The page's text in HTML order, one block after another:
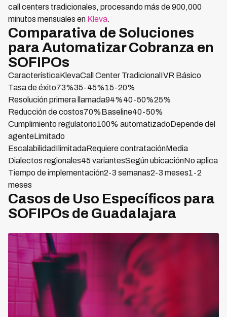
call centers tradicionales, procesando más de 900,000
minutos mensuales en Kleva.
Comparativa de Soluciones
para Automatizar Cobranza en
SOFIPOs
CaracterísticaKlevaCall Center TradicionalIVR Básico
Tasa de éxito73%35-45%15-20%
Resolución primera llamada94%40-50%25%
Reducción de costos70%Baseline40-50%
Cumplimiento regulatorio100% automatizadoDepende del
agenteLimitado
EscalabilidadIlimitadaRequiere contrataciónMedia
Dialectos regionales45 variantesSegún ubicaciónNo aplica
Tiempo de implementación2-3 semanas2-3 meses1-2
meses
Casos de Uso Específicos para
SOFIPOs de Guadalajara